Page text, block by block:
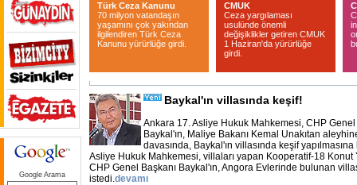
Google Arama
Türk Ceza Kanunu
70 milyon vatandaşın
yaşamını çok yakından
ilgilendiren Türk Ceza
Kanunu yürürlüğe girdi.
CMUK
Ceza yargılaması
usulünde önemli
değişiklikler getiren CMUK
1 Haziran'da yürürlüğe
girdi.
Baykal'ın villasında keşif!
Ankara 17. Asliye Hukuk Mahkemesi, CHP Genel
Baykal'ın, Maliye Bakanı Kemal Unakıtan
davasında, Baykal'ın villasında keşif
Asliye Hukuk Mahkemesi, villaları yapan Kooperatif-18 Konut
CHP Genel Başkanı Baykal'ın, Angora Evlerinde bulunan
istedi.devamı